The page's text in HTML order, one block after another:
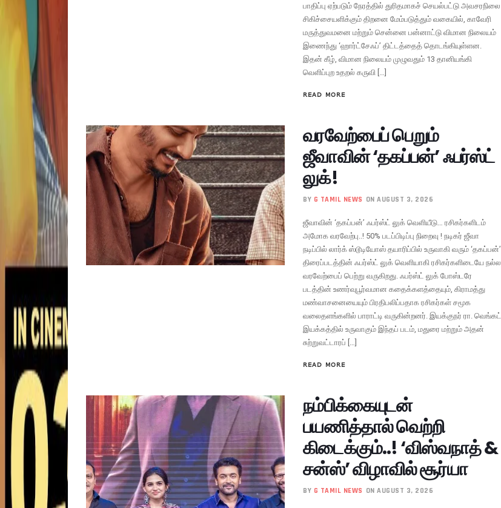
பாதிப்பு ஏற்படும் நேரத்தில் துரிதமாகச் செயல்பட்டு அவசரநிலை
சிகிச்சையளிக்கும் திறனை மேம்படுத்தும் வகையில், காவேரி
மருத்துவமனை மற்றும் சென்னை பன்னாட்டு விமான நிலையம்
இணைந்து ‘ஹார்ட்சேஃப்’ திட்டத்தைத் தொடங்கியுள்ளன.
இதன் கீழ், விமான நிலையம் முழுவதும் 13 தானியங்கி
வெளிப்புற உதறல் கருவி […]
READ MORE
வரவேற்பைப் பெறும்
ஜீவாவின் ‘தகப்பன்’ ஃபர்ஸ்ட்
லுக்!
BY G TAMIL NEWS ON AUGUST 3, 2026
ஜீவாவின் ‘தகப்பன்’ ஃபர்ஸ்ட் லுக் வெளியீடு… ரசிகர்களிடம்
அமோக வரவேற்பு..! 50% படப்பிடிப்பு நிறைவு ! நடிகர் ஜீவா
நடிப்பில் லார்க் ஸ்டூடியோஸ் தயாரிப்பில் உருவாகி வரும் ‘தகப்பன்’
திரைப்படத்தின் ஃபர்ஸ்ட் லுக் வெளியாகி ரசிகர்களிடையே நல்ல
வரவேற்பைப் பெற்று வருகிறது. ஃபர்ஸ்ட் லுக் போஸ்டரே
படத்தின் உணர்வுபூர்வமான கதைக்களத்தையும், கிராமத்து
மண்வாசனையையும் பிரதிபலிப்பதாக ரசிகர்கள் சமூக
வலைதளங்களில் பாராட்டி வருகின்றனர். இயக்குநர் ரா. வெங்கட்
இயக்கத்தில் உருவாகும் இந்தப் படம், மதுரை மற்றும் அதன்
சுற்றுவட்டாரப் […]
READ MORE
நம்பிக்கையுடன்
பயணித்தால் வெற்றி
கிடைக்கும்..! ‘விஸ்வநாத் &
சன்ஸ்’ விழாவில் சூர்யா
BY G TAMIL NEWS ON AUGUST 3, 2026